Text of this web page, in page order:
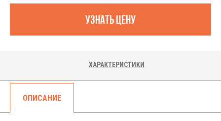
узнать цену
ОТКОС ОКОННЫЙ (ВАРИАНТ 1)
ОПИСАНИЕ
ХАРАКТЕРИСТИКИ